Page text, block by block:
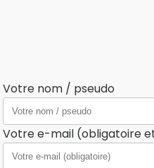
Votre nom / pseudo
Votre e-mail (obligatoire